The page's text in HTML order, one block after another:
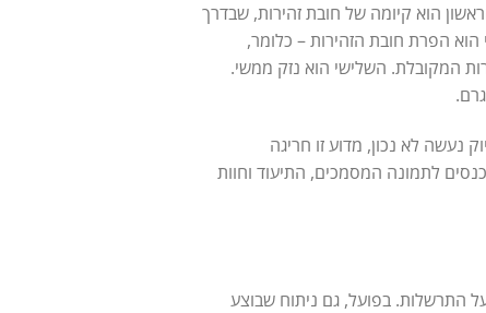
הוא קיומה של חובת זהירות, שבדרך
הפרת חובת הזהירות – כלומר,
המקובלת. השלישי הוא נזק ממשי.
נעשה לא נכון, מדוע זו חריגה
לתמונה המסמכים, התיעוד וחוות
התרשלות. בפועל, גם ניתוח שבוצע